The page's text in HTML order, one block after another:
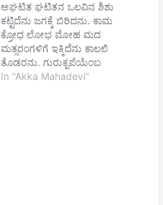
ಅಘಟಿತ ಘಟಿತನ ಒಲವಿನ ಶಿಶು
ಕಟ್ಟಿದೆನು ಜಗಕ್ಕೆ ಬಿರಿದನು. ಕಾಮ
ಕ್ರೋಧ ಲೋಭ ಮೋಹ ಮದ
ಮತ್ಸರಂಗಳಿಗೆ ಇಕ್ಕಿದೆನು ಕಾಲಲಿ
ತೊಡರನು. ಗುರುಕೃಪೆಯೆಂಬ
ತಿಗುರನಿಕ್ಕಿ ಮಹಾಶರಣೆಂಬ
In "Akka Mahadevi"